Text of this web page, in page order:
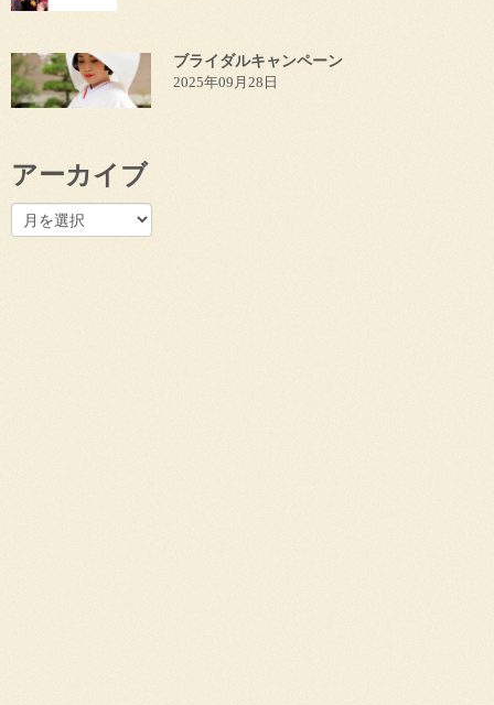
ブライダルキャンペーン
2025年09月28日
アーカイブ